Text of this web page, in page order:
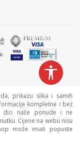
prikazu slika i samih
kompletne i bez
dio naše ponude i ne
Cijene na webu nisu
može imati popuste